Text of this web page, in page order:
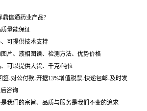
鼎信通药业产品?
量能保证
可提供技术支持
片、液相图谱、检测方法、优势价格
可以提供大货、千克/吨位
签-对公付款-开据13%增值税票-快递包邮-及时发
咨询
我们的宗旨、品质与服务是我们不变的追求